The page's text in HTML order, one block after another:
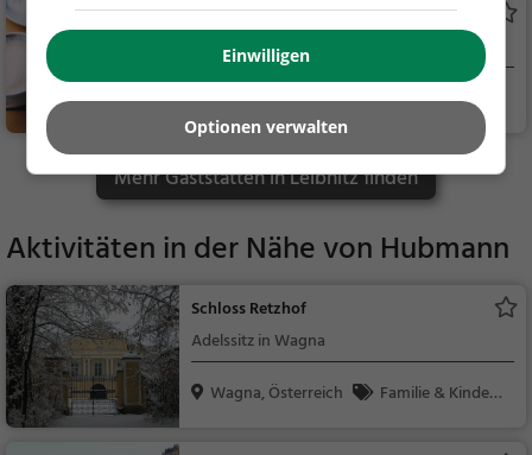
ch, Snacks / Getränk
Okei
Café in Gralla
Gralla, Österreich
Café, Kaffee / Kuc
hen, Frühstück, Gebä
ck / Teigwaren
Mehr Gaststätten in Leibnitz finden
Aktivitäten in der Nähe von Hubmann
Schloss Retzhof
Adelssitz in Wagna
Wagna, Österreich
Familie & Kinder,
Einwilligen
Optionen verwalten